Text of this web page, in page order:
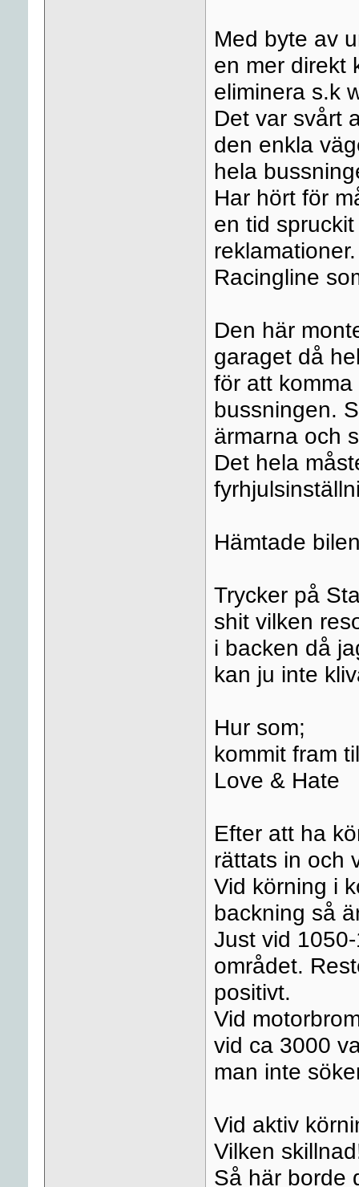
Med byte av
en mer direkt
eliminera s.k
Det var svårt
den enkla
hela
Har hört för
en tid
Racingline
Den här
garaget då
för att
bussningen.
ärmarna och
Det hela
Hämtade
Trycker på
shit vilken
i backen då
kan ju inte
Hur som;
kommit fram
Love & Hate
Efter att ha
rättats in och
Vid körning i
backning så
Just vid
området.
positivt.
Vid
vid ca 3000
man inte
Vid aktiv
Vilken
Så här borde